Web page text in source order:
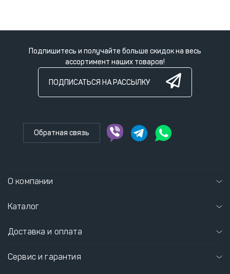
Подпишитесь и получайте больше скидок на весь
ассортимент наших товаров!
ПОДПИСАТЬСЯ НА РАССЫЛКУ
Обратная связь
О компании
Каталог
Доставка и оплата
Сервис и гарантия